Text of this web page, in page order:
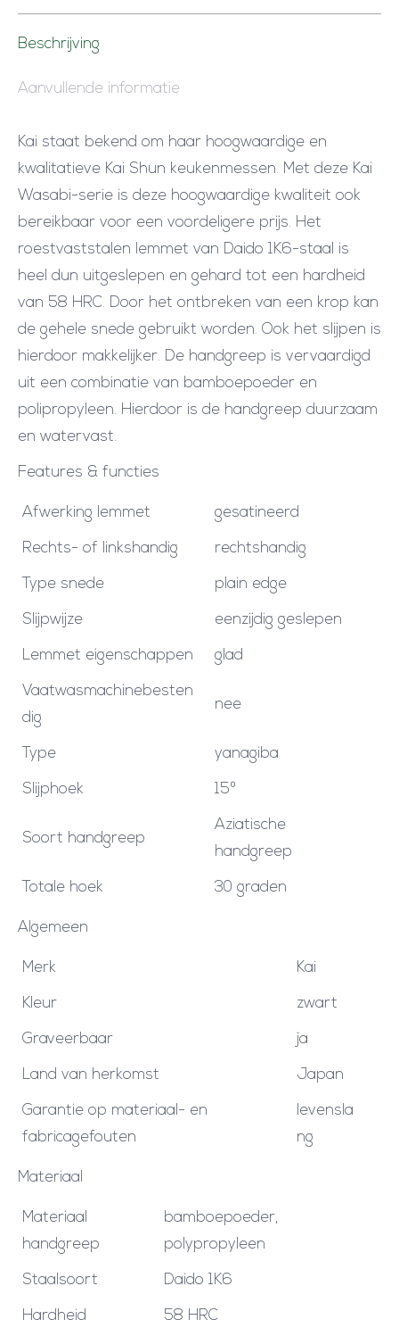
Beschrijving
Aanvullende informatie
Kai staat bekend om haar hoogwaardige en
kwalitatieve Kai Shun keukenmessen. Met deze Kai
Wasabi-serie is deze hoogwaardige kwaliteit ook
bereikbaar voor een voordeligere prijs. Het
roestvaststalen lemmet van Daido 1K6-staal is
heel dun uitgeslepen en gehard tot een hardheid
van 58 HRC. Door het ontbreken van een krop kan
de gehele snede gebruikt worden. Ook het slijpen is
hierdoor makkelijker. De handgreep is vervaardigd
uit een combinatie van bamboepoeder en
polipropyleen. Hierdoor is de handgreep duurzaam
en watervast.
Features & functies
Afwerking lemmet gesatineerd
Rechts- of linkshandig rechtshandig
Type snede plain edge
Slijpwijze eenzijdig geslepen
Lemmet eigenschappen glad
Vaatwasmachinebesten
dig
nee
Type yanagiba
Slijphoek 15º
Soort handgreep
Aziatische
handgreep
Totale hoek 30 graden
Algemeen
Merk Kai
Kleur zwart
Graveerbaar ja
Land van herkomst Japan
Garantie op materiaal- en
fabricagefouten
levensla
ng
Materiaal
Materiaal
handgreep
bamboepoeder,
polypropyleen
Staalsoort Daido 1K6
Hardheid 58 HRC